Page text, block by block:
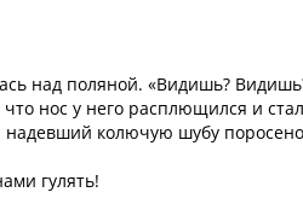
над поляной. «Видишь?
нос у него расплющился и
надевший колючую шубу
гулять!